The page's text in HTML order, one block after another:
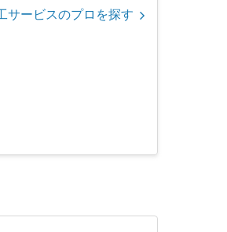
サービスのプロを探す